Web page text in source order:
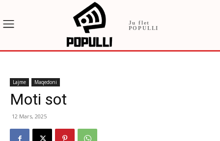
Ju flet
POPULLI
Lajme Maqedoni
Moti sot
12 Mars, 2025